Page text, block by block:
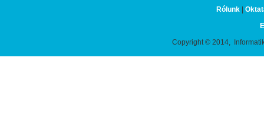
Rólunk|
Copyright © 2014,